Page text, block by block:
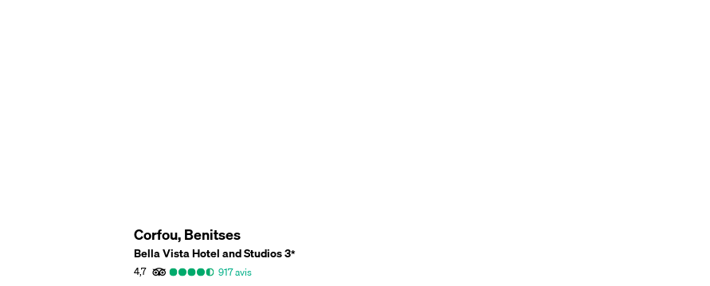
Corfou, Benitses
Bella Vista Hotel and Studios3*
4,7
917avis